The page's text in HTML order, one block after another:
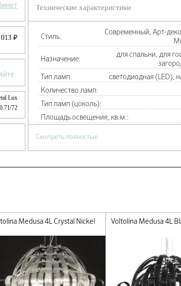
₽
Lux
72
Технические характеристики
Стиль:
Современный, Арт-
Назначение:
для спальни, для
Тип ламп:
светодиодная (LED),
Количество ламп:
Тип ламп (цоколь):
Площадь освещения, кв.м.:
Материал декоративных
элементов:
Цвет декоративных элементов:
Производитель, фабрика:
Страна производства:
Смотреть полностью
Medusa 4L Crystal Nickel Voltolina Medusa 4L